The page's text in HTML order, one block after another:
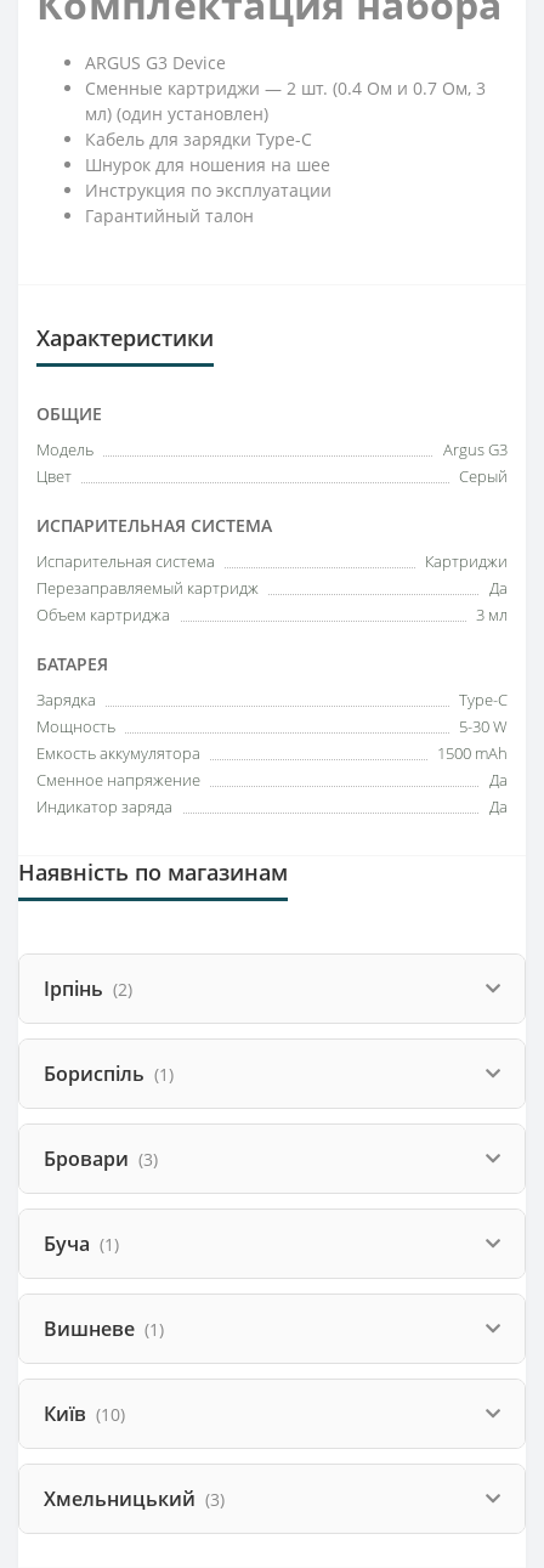
ARGUS G3 Device
Сменные картриджи — 2 шт. (0.4 Ом и 0.7 Ом, 3
мл) (один установлен)
Кабель для зарядки Type-C
Шнурок для ношения на шее
Инструкция по эксплуатации
Гарантийный талон
Характеристики
ОБЩИЕ
Модель
Argus G3
Цвет
Серый
ИСПАРИТЕЛЬНАЯ СИСТЕМА
Испарительная система
Картриджи
Перезаправляемый картридж
Да
Объем картриджа
3 мл
БАТАРЕЯ
Зарядка
Type-C
Мощность
5-30 W
Емкость аккумулятора
1500 mAh
Сменное напряжение
Да
Индикатор заряда
Да
Наявність по магазинам
Ірпінь (2)
Бориспіль (1)
Бровари (3)
Буча (1)
Вишневе (1)
Київ (10)
Хмельницький (3)